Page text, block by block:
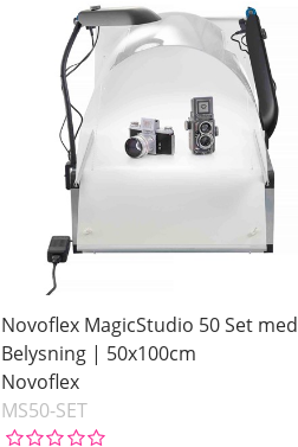
Novoflex MagicStudio 50 Set med
Belysning | 50x100cm
Novoflex
MS50-SET